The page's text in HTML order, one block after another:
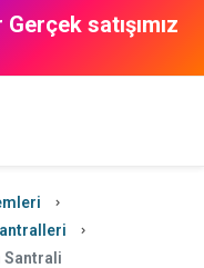
satışımız
Santrali